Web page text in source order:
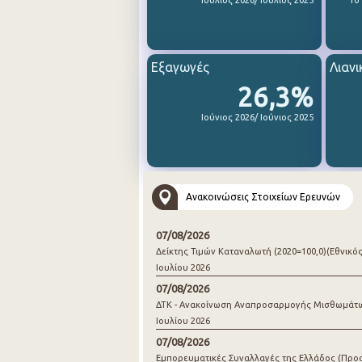
26,3%
Ιούνιος 2026/ Ιούνιος 2025
Εξαγωγές
Ανακοινώσεις Στοιχείων Ερευνών
07/08/2026
Δείκτης Τιμών Καταναλωτή
Ιουλίου 2026
07/08/2026
ΔΤΚ - Ανακοίνωση Αναπροσαρμογής
Ιουλίου 2026
07/08/2026
Εμπορευματικές Συναλλαγές της Ελλάδος